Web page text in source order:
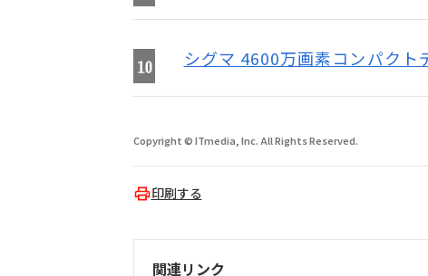
シグマ 4600万画素コンパクト
Copyright © ITmedia, Inc. All Rights Reserved.
印刷する
関連リンク